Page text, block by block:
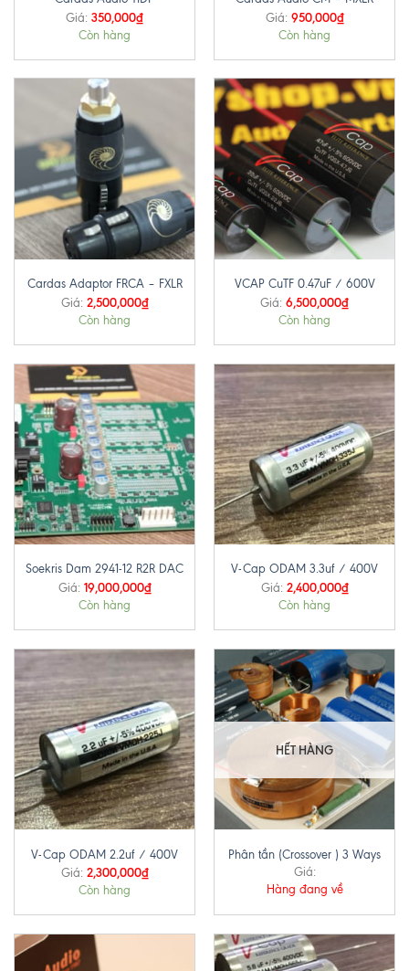
Giá: 350,000₫
Còn hàng
Giá: 950,000₫
Còn hàng
Cardas Adaptor FRCA – FXLR
Giá: 2,500,000₫
Còn hàng
VCAP CuTF 0.47uF / 600V
Giá: 6,500,000₫
Còn hàng
Soekris Dam 2941-12 R2R DAC
Giá: 19,000,000₫
Còn hàng
V-Cap ODAM 3.3uf / 400V
Giá: 2,400,000₫
Còn hàng
V-Cap ODAM 2.2uf / 400V
Giá: 2,300,000₫
Còn hàng
HẾT HÀNG
Phân tần (Crossover ) 3 Ways
Giá:
Hàng đang về